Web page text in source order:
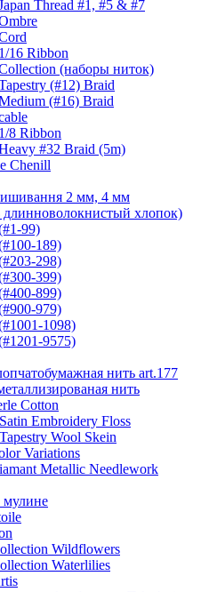
Thread #1, #5 & #7
16 Ribbon
(наборы ниток)
(#12) Braid
(#16) Braid
8 Ribbon
#32 Braid (5m)
Chenill
2 мм, 4 мм
длинноволокнистый хлопок)
99)
189)
298)
399)
899)
979)
1098)
9575)
нить art.177
нить
Cotton
Embroidery Floss
Wool Skein
Variations
Metallic Needlework
Wildflowers
Waterlilies